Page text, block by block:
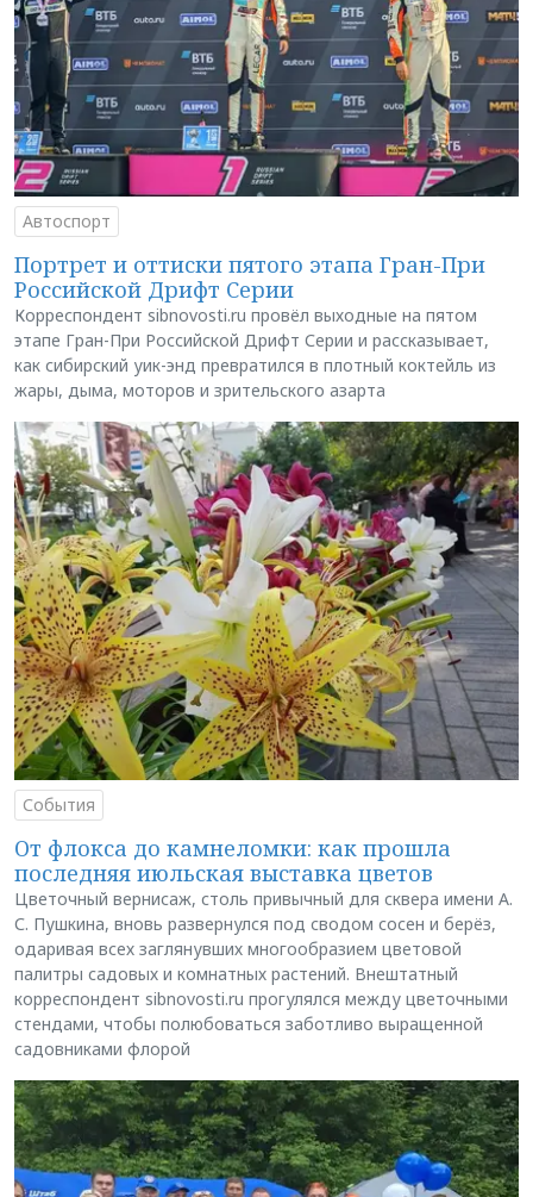
Автоспорт
Портрет и оттиски пятого этапа Гран-При
Российской Дрифт Серии
Корреспондент sibnovosti.ru провёл выходные на пятом
этапе Гран-При Российской Дрифт Серии и рассказывает,
как сибирский уик-энд превратился в плотный коктейль из
жары, дыма, моторов и зрительского азарта
События
От флокса до камнеломки: как прошла
последняя июльская выставка цветов
Цветочный вернисаж, столь привычный для сквера имени А.
С. Пушкина, вновь развернулся под сводом сосен и берёз,
одаривая всех заглянувших многообразием цветовой
палитры садовых и комнатных растений. Внештатный
корреспондент sibnovosti.ru прогулялся между цветочными
стендами, чтобы полюбоваться заботливо выращенной
садовниками флорой